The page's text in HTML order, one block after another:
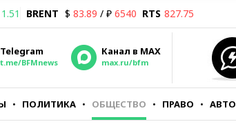
BRENT $ 83.89 / ₽ 6540 RTS 827.75
Telegram
t.me/BFMnews
Канал в MAX
max.ru/bfm
ПОЛИТИКА ОБЩЕСТВО ПРАВО АВТО